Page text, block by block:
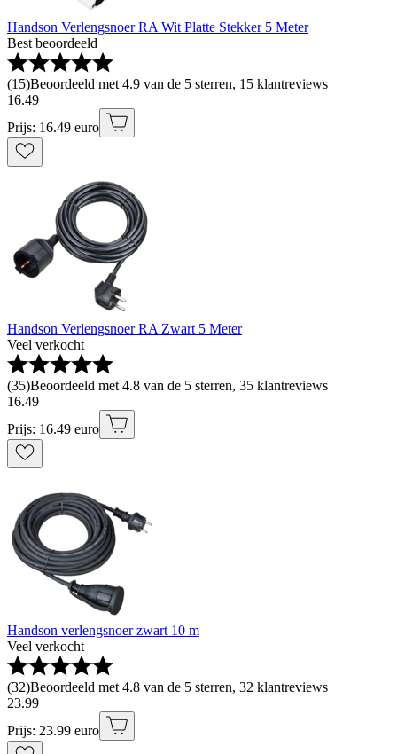
Handson Verlengsnoer RA Wit Platte Stekker 5 Meter
Best beoordeeld
(15)Beoordeeld met 4.9 van de 5 sterren, 15 klantreviews
16.49
Prijs: 16.49 euro
Handson Verlengsnoer RA Zwart 5 Meter
Veel verkocht
(35)Beoordeeld met 4.8 van de 5 sterren, 35 klantreviews
16.49
Prijs: 16.49 euro
Handson verlengsnoer zwart 10 m
Veel verkocht
(32)Beoordeeld met 4.8 van de 5 sterren, 32 klantreviews
23.99
Prijs: 23.99 euro